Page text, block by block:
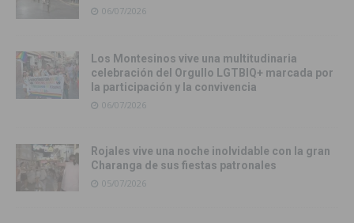
06/07/2026
Los Montesinos vive una multitudinaria
celebración del Orgullo LGTBIQ+ marcada por
la participación y la convivencia
06/07/2026
Rojales vive una noche inolvidable con la gran
Charanga de sus fiestas patronales
05/07/2026